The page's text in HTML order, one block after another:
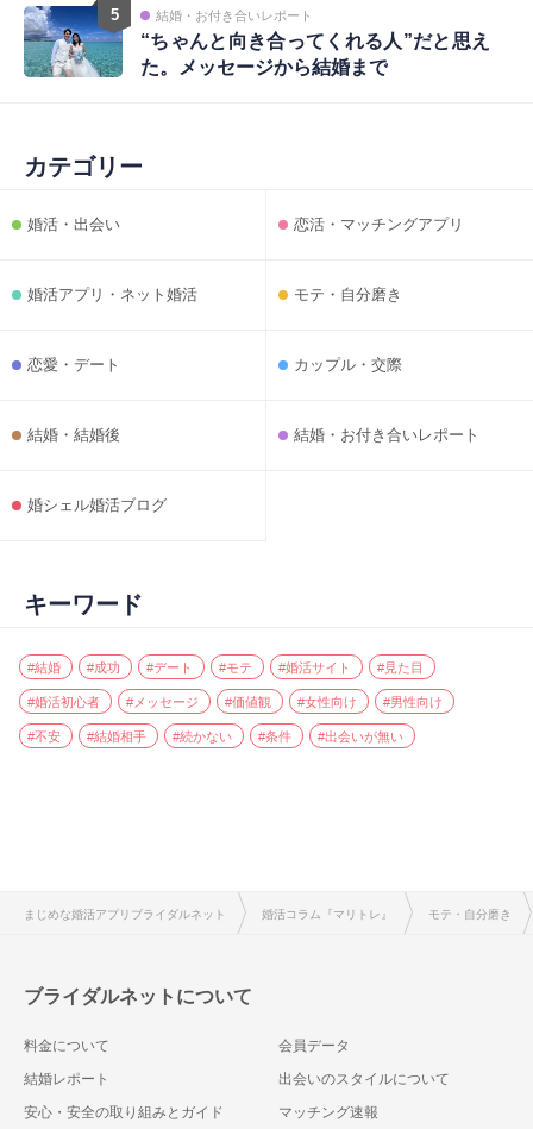
5 結婚・お付き合いレポート
“ちゃんと向き合ってくれる人”だと思え
た。メッセージから結婚まで
カテゴリー
婚活・出会い 恋活・マッチングアプリ
婚活アプリ・ネット婚活 モテ・自分磨き
恋愛・デート カップル・交際
結婚・結婚後 結婚・お付き合いレポート
婚シェル婚活ブログ
キーワード
#結婚 #成功 #デート #モテ #婚活サイト #見た目
#婚活初心者 #メッセージ #価値観 #女性向け #男性向け
#不安 #結婚相手 #続かない #条件 #出会いが無い
まじめな婚活アプリブライダルネット 婚活コラム『マリトレ』 モテ・自分磨き
ブライダルネットについて
料金について
会員データ
結婚レポート
出会いのスタイルについて
安心・安全の取り組みとガイド
マッチング速報